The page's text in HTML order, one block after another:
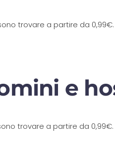
trovare a partire da 0,99€.
e
trovare a partire da 0,99€.